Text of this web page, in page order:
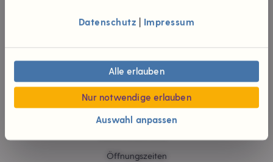
Datenschutz Impressum
Alle erlauben
Auswahl anpassen
Nur notwendige erlauben
Wünsch dir was
Neuigkeiten
Verantwortliche
Jobs
Öffnungszeiten